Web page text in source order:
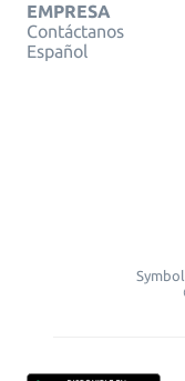
EMPRESA
Contáctanos
Español